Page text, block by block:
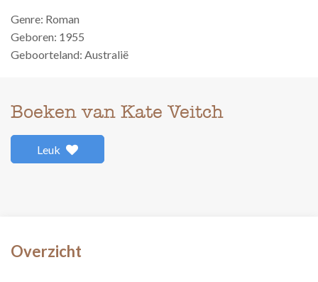
Genre: Roman
Geboren: 1955
Geboorteland: Australië
Boeken van Kate Veitch
Leuk
Overzicht